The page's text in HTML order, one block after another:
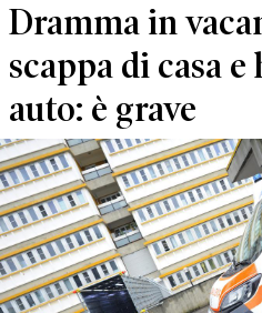
Dramma in
scappa di casa
auto: è grave